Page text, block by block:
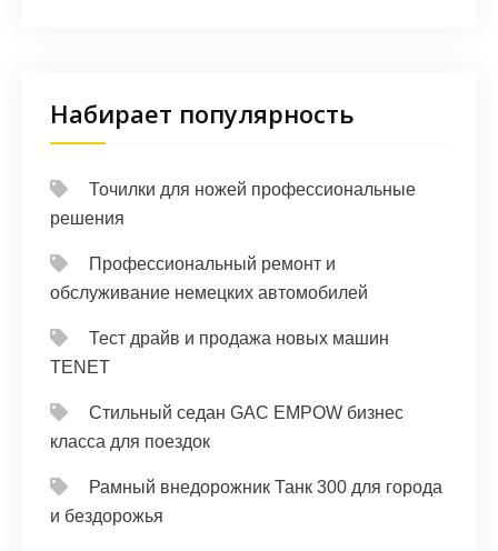
Набирает популярность
Точилки для ножей профессиональные
решения
Профессиональный ремонт и
обслуживание немецких автомобилей
Тест драйв и продажа новых машин
TENET
Стильный седан GAC EMPOW бизнес
класса для поездок
Рамный внедорожник Танк 300 для города
и бездорожья